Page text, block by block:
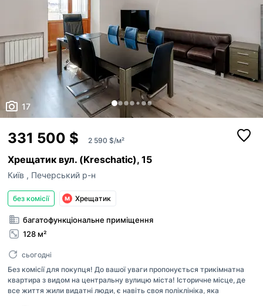
17
331 500 $ 2 590 $/м²
Хрещатик вул. (Kreschatic), 15
Київ , Печерський р-н
без комісії Хрещатик
багатофункціональне приміщення
128 м²
сьогодні
Без комісії для покупця! До вашої уваги пропонується трикімнатна
квартира з видом на центральну вулицю міста! Історичне місце, де
все життя жили видатні люди, є навіть своя поліклініка, яка